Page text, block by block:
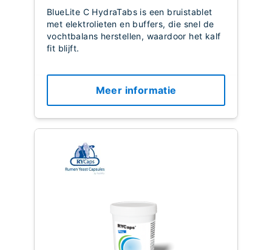
BlueLite C HydraTabs is een bruistablet
met elektrolieten en buffers, die snel de
vochtbalans herstellen, waardoor het kalf
fit blijft.
Meer informatie